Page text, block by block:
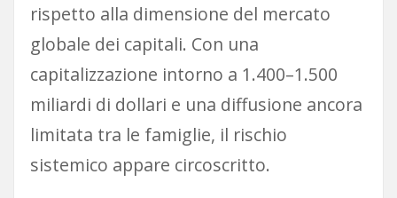
rispetto alla dimensione del mercato
globale dei capitali. Con una
capitalizzazione intorno a 1.400–1.500
miliardi di dollari e una diffusione ancora
limitata tra le famiglie, il rischio
sistemico appare circoscritto.